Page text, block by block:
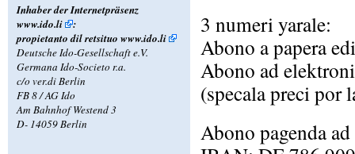
Inhaber der Internetpräsenz
www.ido.li
:
propietanto dil retsituo www.ido.li
Deutsche Ido-Gesellschaft e.V.
Germana Ido-Societo r.a.
c/o ver.di Berlin
FB 8 / AG Ido
Am Bahnhof Westend 3
D- 14059 Berlin
3 numeri yarale:
Abono a papera
Abono ad
(specala preci por
Abono pagenda